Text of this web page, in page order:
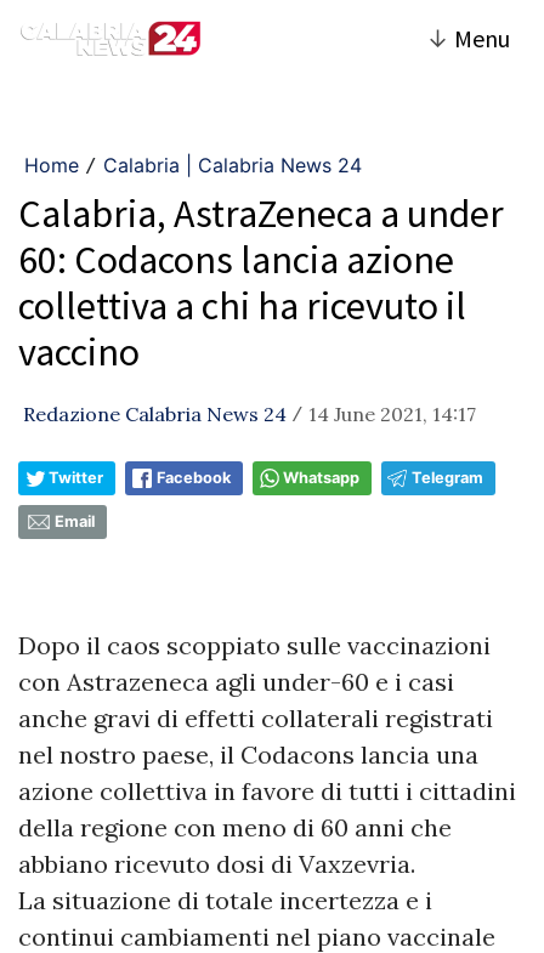
↓ Menu
Home / Calabria | Calabria News 24
Calabria, AstraZeneca a under
60: Codacons lancia azione
collettiva a chi ha ricevuto il
vaccino
Redazione Calabria News 24 / 14 June 2021, 14:17
Twitter Facebook Whatsapp Telegram
Email
Dopo il caos scoppiato sulle vaccinazioni
con Astrazeneca agli under-60 e i casi
anche gravi di effetti collaterali registrati
nel nostro paese, il Codacons lancia una
azione collettiva in favore di tutti i cittadini
della regione con meno di 60 anni che
abbiano ricevuto dosi di Vaxzevria.
La situazione di totale incertezza e i
continui cambiamenti nel piano vaccinale